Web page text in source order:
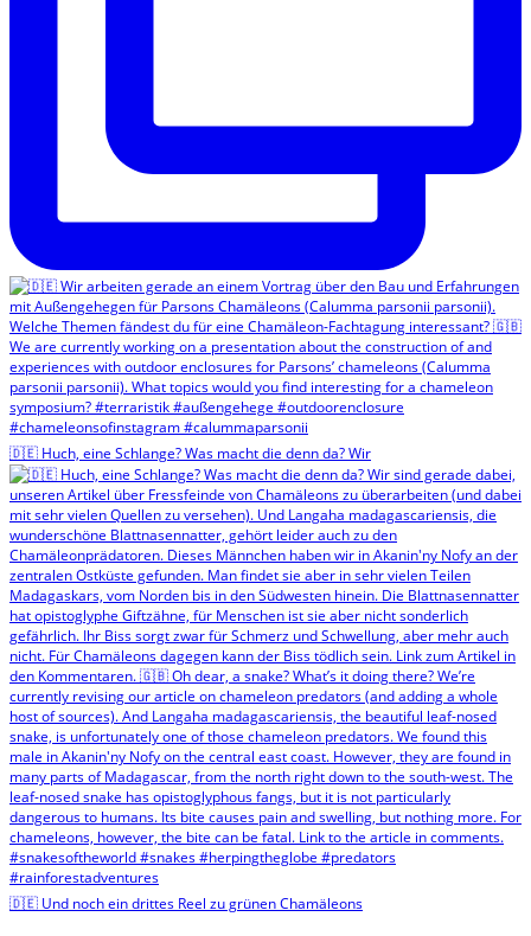
🇩🇪 Huch, eine Schlange? Was macht die denn da? Wir
🇩🇪 Und noch ein drittes Reel zu grünen Chamäleons